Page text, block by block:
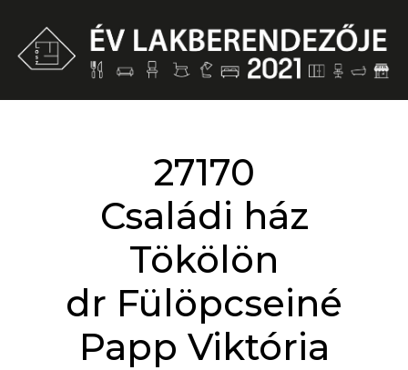
27170
Családi ház
Tökölön
dr Fülöpcseiné
Papp Viktória